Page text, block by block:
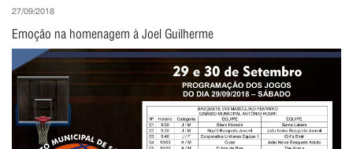
27/09/2018
Emoção na homenagem à Joel Guilherme